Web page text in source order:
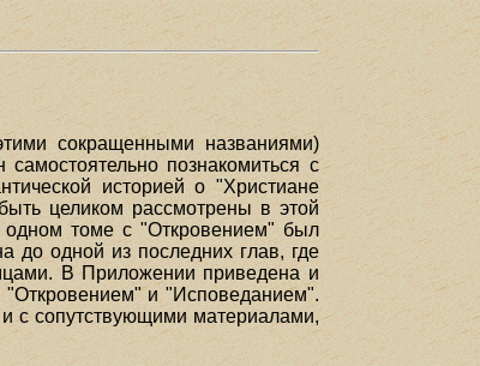
сокращенными названиями)
познакомиться с
историей о "Христиане
целиком рассмотрены в этой
одном томе с "Откровением" был
до одной из последних глав, где
В Приложении приведена и
"Откровением" и "Исповеданием".
и с сопутствующими материалами,